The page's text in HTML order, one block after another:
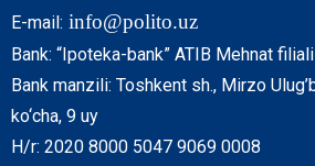
E-mail: info@polito.uz
Bank: “Ipoteka-bank” ATIB Mehnat filiali
Bank manzili: Toshkent sh., Mirzo
ko‘cha, 9 uy
H/r: 2020 8000 5047 9069 0008